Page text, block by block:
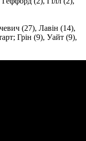
(27), Лавін (14),
Грін (9), Уайт (9),